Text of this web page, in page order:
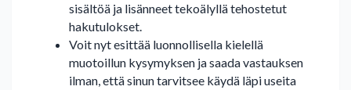
sisältöä ja lisänneet tekoälyllä tehostetut
hakutulokset.
Voit nyt esittää luonnollisella kielellä
muotoillun kysymyksen ja saada vastauksen
ilman, että sinun tarvitsee käydä läpi useita